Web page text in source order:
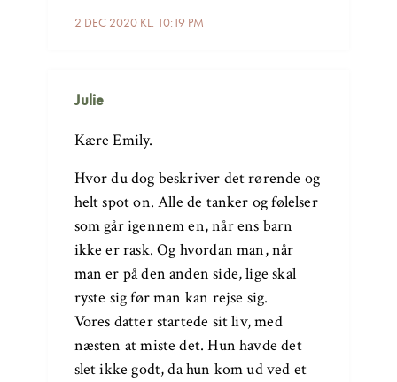
2 DEC 2020 KL. 10:19 PM
Julie
Kære Emily.
Hvor du dog beskriver det rørende og
helt spot on. Alle de tanker og følelser
som går igennem en, når ens barn
ikke er rask. Og hvordan man, når
man er på den anden side, lige skal
ryste sig før man kan rejse sig.
Vores datter startede sit liv, med
næsten at miste det. Hun havde det
slet ikke godt, da hun kom ud ved et